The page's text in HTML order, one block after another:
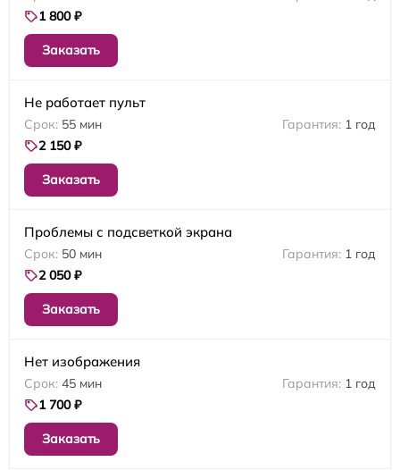
1 800 ₽
Заказать
Не работает пульт
55 мин
1 год
2 150 ₽
Заказать
Проблемы с подсветкой экрана
50 мин
1 год
2 050 ₽
Заказать
Нет изображения
45 мин
1 год
1 700 ₽
Заказать